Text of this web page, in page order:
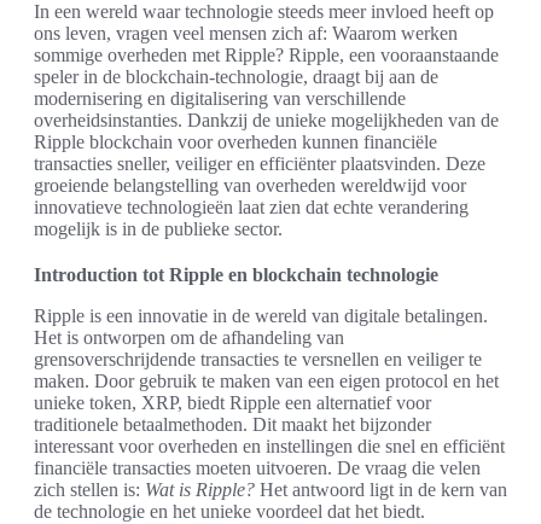
In een wereld waar technologie steeds meer invloed heeft op
ons leven, vragen veel mensen zich af: Waarom werken
sommige overheden met Ripple? Ripple, een vooraanstaande
speler in de blockchain-technologie, draagt bij aan de
modernisering en digitalisering van verschillende
overheidsinstanties. Dankzij de unieke mogelijkheden van de
Ripple blockchain voor overheden kunnen financiële
transacties sneller, veiliger en efficiënter plaatsvinden. Deze
groeiende belangstelling van overheden wereldwijd voor
innovatieve technologieën laat zien dat echte verandering
mogelijk is in de publieke sector.
Introduction tot Ripple en blockchain technologie
Ripple is een innovatie in de wereld van digitale betalingen.
Het is ontworpen om de afhandeling van
grensoverschrijdende transacties te versnellen en veiliger te
maken. Door gebruik te maken van een eigen protocol en het
unieke token, XRP, biedt Ripple een alternatief voor
traditionele betaalmethoden. Dit maakt het bijzonder
interessant voor overheden en instellingen die snel en efficiënt
financiële transacties moeten uitvoeren. De vraag die velen
zich stellen is: Wat is Ripple? Het antwoord ligt in de kern van
de technologie en het unieke voordeel dat het biedt.